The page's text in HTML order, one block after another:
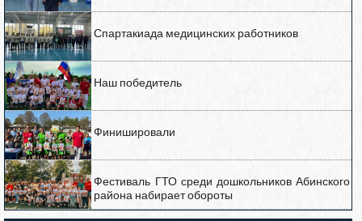
Спартакиада медицинских работников
Наш победитель
Финишировали
Фестиваль ГТО среди дошкольников Абинского
района набирает обороты